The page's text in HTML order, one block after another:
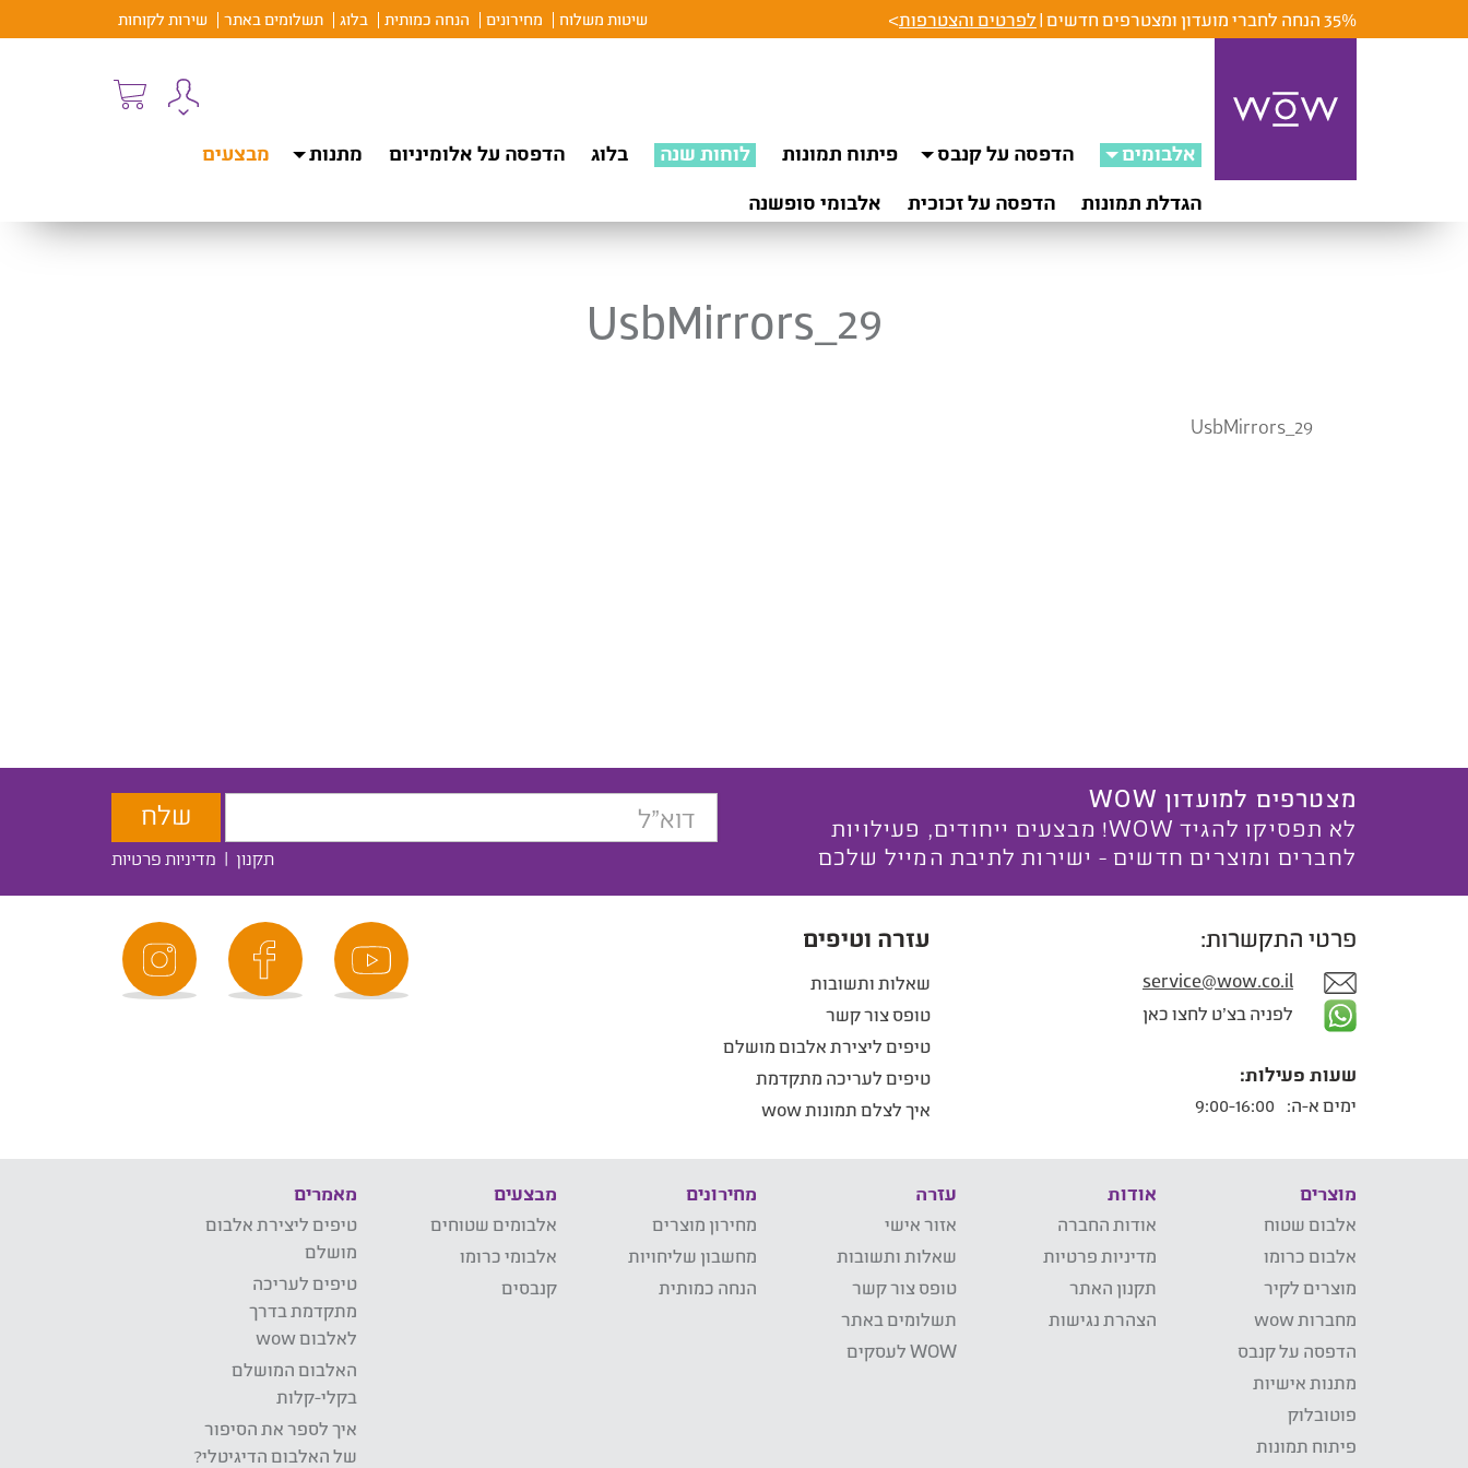
35% הנחה לחברי מועדון ומצטרפים חדשים | לפרטים והצטרפות> שיטות משלוח מחירונים הנחה כמותית בלוג תשלומים באתר שירות לקוחות
אלבומים הדפסה על קנבס פיתוח תמונות לוחות שנה בלוג הדפסה על אלומיניום מתנות
מבצעים
הגדלת תמונות
הדפסה על זכוכית אלבומי סופשנה
UsbMirrors_29
UsbMirrors_29
מצטרפים למועדון WOW
לא תפסיקו להגיד WOW! מבצעים ייחודים, פעילויות
לחברים ומוצרים חדשים - ישירות לתיבת המייל שלכם
תקנון | מדיניות פרטיות
פרטי התקשרות:
service@wow.co.il
לפניה בצ'ט לחצו כאן
שעות פעילות:
ימים א-ה:
עזרה וטיפים
שאלות ותשובות
טופס צור קשר
טיפים ליצירת אלבום מושלם
טיפים לעריכה מתקדמת
איך לצלם תמונות wow
מוצרים
אלבום שטוח
אלבום כרומו
מוצרים לקיר
מחברות wow
הדפסה על קנבס
מתנות אישיות
פוטובלוק
פיתוח תמונות
אודות
אודות החברה
מדיניות פרטיות
תקנון האתר
הצהרת נגישות
עזרה
אזור אישי
שאלות ותשובות
טופס צור קשר
תשלומים באתר
WOW לעסקים
מחירונים
מחירון מוצרים
מחשבון שליחויות
הנחה כמותית
מבצעים
אלבומים שטוחים
אלבומי כרומו
קנבסים
מאמרים
טיפים ליצירת אלבום
מושלם
טיפים לעריכה
מתקדמת בדרך
לאלבום wow
האלבום המושלם
בקלי-קלות
איך לספר את הסיפור
של האלבום הדיגיטלי?